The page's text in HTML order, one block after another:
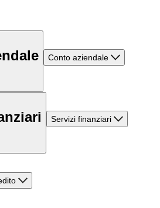
Conto aziendale
Servizi finanziari